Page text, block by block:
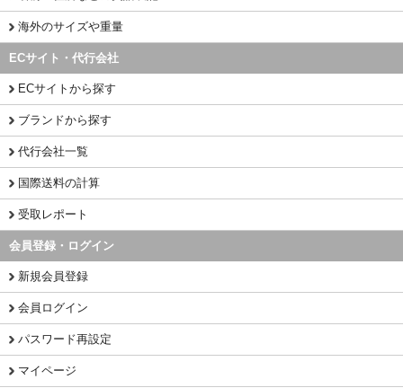
海外のサイズや重量
ECサイト・代行会社
ECサイトから探す
ブランドから探す
代行会社一覧
国際送料の計算
受取レポート
会員登録・ログイン
新規会員登録
会員ログイン
パスワード再設定
マイページ